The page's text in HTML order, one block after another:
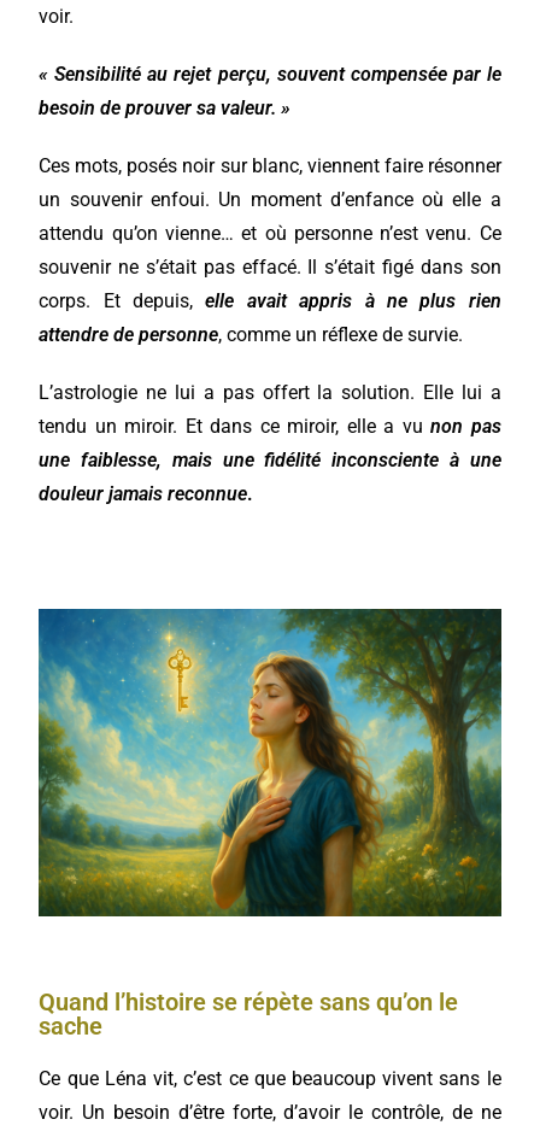
voir.
« Sensibilité au rejet perçu, souvent compensée par le
besoin de prouver sa valeur. »
Ces mots, posés noir sur blanc, viennent faire résonner
un souvenir enfoui. Un moment d’enfance où elle a
attendu qu’on vienne… et où personne n’est venu. Ce
souvenir ne s’était pas effacé. Il s’était figé dans son
corps. Et depuis,elle avait appris à ne plus rien
attendre de personne, comme un réflexe de survie.
L’astrologie ne lui a pas offert la solution. Elle lui a
tendu un miroir. Et dans ce miroir, elle a vunon pas
une faiblesse, mais une fidélité inconsciente à une
douleur jamais reconnue.
Quand l’histoire se répète sans qu’on le
sache
Ce que Léna vit, c’est ce que beaucoup vivent sans le
voir. Un besoin d’être forte, d’avoir le contrôle, de ne